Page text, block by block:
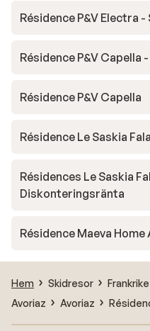
Résidence P&V Electra
Résidence P&V Capella
Résidence P&V Capella
Résidence Le Saskia
Résidences Le Saskia
Diskonteringsränta
Résidence Maeva
Hem Skidresor Frankrike
Avoriaz
Avoriaz